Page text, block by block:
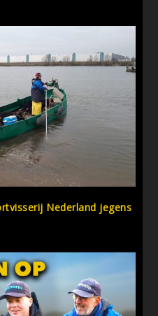
Nederland jegens